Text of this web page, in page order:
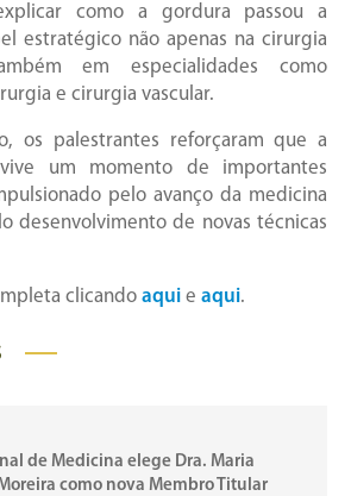
como a gordura passou a
estratégico não apenas na cirurgia
em especialidades como
e cirurgia vascular.
os palestrantes reforçaram que a
um momento de importantes
pelo avanço da medicina
desenvolvimento de novas técnicas
clicando aqui e aqui.
de Medicina elege Dra. Maria
como nova Membro Titular